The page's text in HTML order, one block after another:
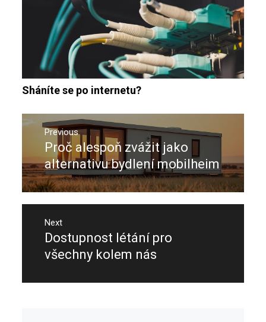
Sháníte se po internetu?
Navigace
příspěvek
Previous
Previous
post:
Proč alespoň zvážit jako
alternativu bydlení mobilheim
Next
Next
post:
Dostupnost létání pro
všechny kolem nás